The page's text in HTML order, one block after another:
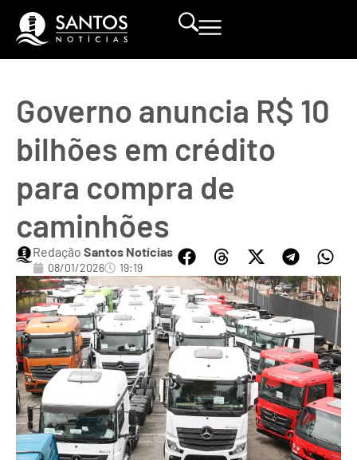
Governo anuncia R$ 10
bilhões em crédito
para compra de
caminhões
Redação Santos Notícias
08/01/2026 19:19